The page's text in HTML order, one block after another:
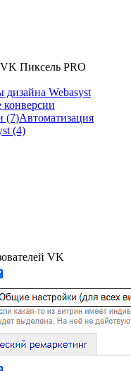
VK Пиксель PRO
дизайна Webasyst
(7)Автоматизация
(4)
VK